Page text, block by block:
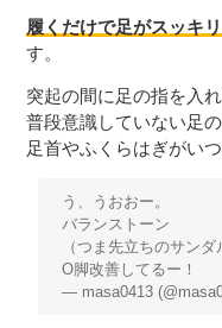
履くだけで足がスッキリ
す。
突起の間に足の指を入
普段意識していない足
足首やふくらはぎがい
う、うおおー。
バランストーン
（つま先立ちのサンダ
O脚改善してるー！
— masa0413